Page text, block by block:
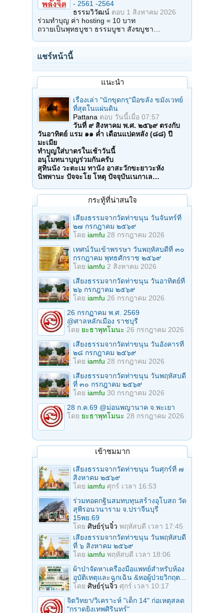
- 2561 -2564
ธรรมวิวัฒน์ ตอบ 1 สิงหาคม 2026
ร่วมทำบุญ ค่า hosting = 10 บาท
ถวายเป็นพุทธบูชา ธรรมบูชา สังฆบูชา…
แชร์หน้านี้
แนะนำ
เรื่องเล่า "นักขุดกรุ"มือขลัง ขมังเวทย์
ที่สุดในแผ่นดิน
Pattana ตอบ วันนี้เมื่อ 07:57
วันที่ ๙ สิงหาคม พ.ศ. ๒๕๖๙ ตรงกับ
วันอาทิตย์ แรม ๑๑ ค่ำ เดือนแปดหลัง (๘๘) ปี
มะเมีย
ทำบุญใส่บาตรในเช้าวันนี้
อนุโมทนาบุญร่วมกันครับ
สุทินนัง วะตะเม ทานัง อาสะวักขะยาวะหัง
นิพพานะ ปัจจะโย โหตุ ปัจจุบันเนกาเล…
กระทู้ที่น่าสนใจ
เสียงธรรมจากวัดท่าขนุน วันจันทร์ที่
๒๗ กรกฎาคม ๒๕๖๙
โดย iamfu 28 กรกฎาคม 2026
เทศน์วันเข้าพรรษา วันพฤหัสบดีที่ ๓๐
กรกฎาคม พุทธศักราช ๒๕๖๙
โดย iamfu 2 สิงหาคม 2026
เสียงธรรมจากวัดท่าขนุน วันอาทิตย์ที่
๒๖ กรกฎาคม ๒๕๖๙
โดย iamfu 26 กรกฎาคม 2026
26 กรกฏาคม พ.ศ. 2569
@ศาลหลักเมือง ราชบุรี
โดย ยะธาพุทโมนะ 26 กรกฎาคม 2026
เสียงธรรมจากวัดท่าขนุน วันอังคารที่
๒๘ กรกฎาคม ๒๕๖๙
โดย iamfu 28 กรกฎาคม 2026
เสียงธรรมจากวัดท่าขนุน วันพฤหัสบดี
ที่ ๓๐ กรกฎาคม ๒๕๖๙
โดย iamfu 30 กรกฎาคม 2026
28 ก.ค.69 @ม่อนพญานาค จ.พะเยา
โดย ยะธาพุทโมนะ 28 กรกฎาคม 2026
เข้าชมมาก
เสียงธรรมจากวัดท่าขนุน วันศุกร์ที่ ๗
สิงหาคม ๒๕๖๙
โดย iamfu ศุกร์ เวลา 16:53
ร่วมทอดกฐินสมทบทุนสร้างอุโบสถ วัด
สุพีรอนวนาราม จ.ปราจีนบุรี
15พย.69
โดย ศิษย์รุ่นจิ๋ว พฤหัสบดี เวลา 17:45
เสียงธรรมจากวัดท่าขนุน วันพฤหัสบดี
ที่ ๖ สิงหาคม ๒๕๖๙
โดย iamfu พฤหัสบดี เวลา 18:06
ผ้าป่าจัดหาเครื่องมือแพทย์สำหรับห้อง
อุบัติเหตุและฉุกเฉิน &หอผู้ป่วยวิกฤต...
โดย ศิษย์รุ่นจิ๋ว ศุกร์ เวลา 10:17
จิตวิทยา/วิเคราะห์ "เด็ก 14" ก่อเหตุสลด
"กราดยิงเทพศิรินทร์"